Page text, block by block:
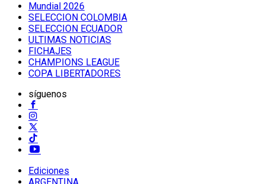
Mundial 2026
SELECCION COLOMBIA
SELECCION ECUADOR
ULTIMAS NOTICIAS
FICHAJES
CHAMPIONS LEAGUE
COPA LIBERTADORES
síguenos
Ediciones